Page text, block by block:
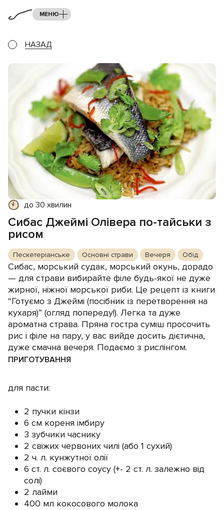
МЕНЮ
НАЗАД
до 30 хвилин
Сибас Джеймі Олівера по-тайськи з
рисом
Пескетеріанське Основні страви Вечеря Обід
Сибас, морський судак, морський окунь, дорадо
— для страви вибирайте філе будь-якої не дуже
жирної, ніжної морської риби. Це рецепт із книги
“Готуємо з Джеймі (посібник із перетворення на
кухаря)” (огляд попереду!). Легка та дуже
ароматна страва. Пряна гостра суміш просочить
рис і філе на пару, у вас вийде досить дієтична,
дуже смачна вечеря. Подаємо з рислінгом.
ПРИГОТУВАННЯ
для пасти:
2 пучки кінзи
6 см кореня імбиру
3 зубчики часнику
2 свіжих червоних чилі (або 1 сухий)
2 ч. л. кунжутної олії
6 ст. л. соєвого соусу (+- 2 ст. л. залежно від
солі)
2 лайми
400 мл кокосового молока